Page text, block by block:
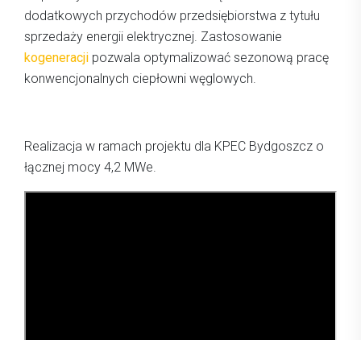
dodatkowych przychodów przedsiębiorstwa z tytułu
sprzedaży energii elektrycznej. Zastosowanie
kogeneracji pozwala optymalizować sezonową pracę
konwencjonalnych ciepłowni węglowych.
Realizacja w ramach projektu dla KPEC Bydgoszcz o
łącznej mocy 4,2 MWe.